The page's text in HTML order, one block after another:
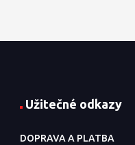
Užitečné odkazy
DOPRAVA A PLATBA